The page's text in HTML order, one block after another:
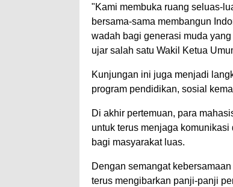
"Kami membuka ruang seluas-
bersama-sama membangun
wadah bagi generasi muda
ujar salah satu Wakil Ketua
Kunjungan ini juga menjadi
program pendidikan, sosial
Di akhir pertemuan, para
untuk terus menjaga
bagi masyarakat luas.
Dengan semangat
terus mengibarkan panji-panji